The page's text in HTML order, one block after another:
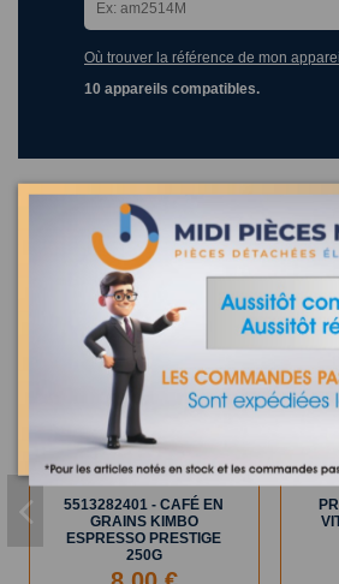
Où trouver la référence de mon
10 appareils compatibles.
Les clients qui ont acheté ce produit
En Stock
5513282401 - CAFÉ EN
GRAINS KIMBO
ESPRESSO PRESTIGE
250G